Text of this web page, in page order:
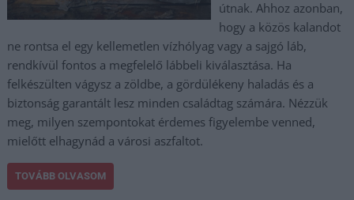
útnak. Ahhoz azonban,
hogy a közös kalandot
ne rontsa el egy kellemetlen vízhólyag vagy a sajgó láb,
rendkívül fontos a megfelelő lábbeli kiválasztása. Ha
felkészülten vágysz a zöldbe, a gördülékeny haladás és a
biztonság garantált lesz minden családtag számára. Nézzük
meg, milyen szempontokat érdemes figyelembe venned,
mielőtt elhagynád a városi aszfaltot.
TOVÁBB OLVASOM